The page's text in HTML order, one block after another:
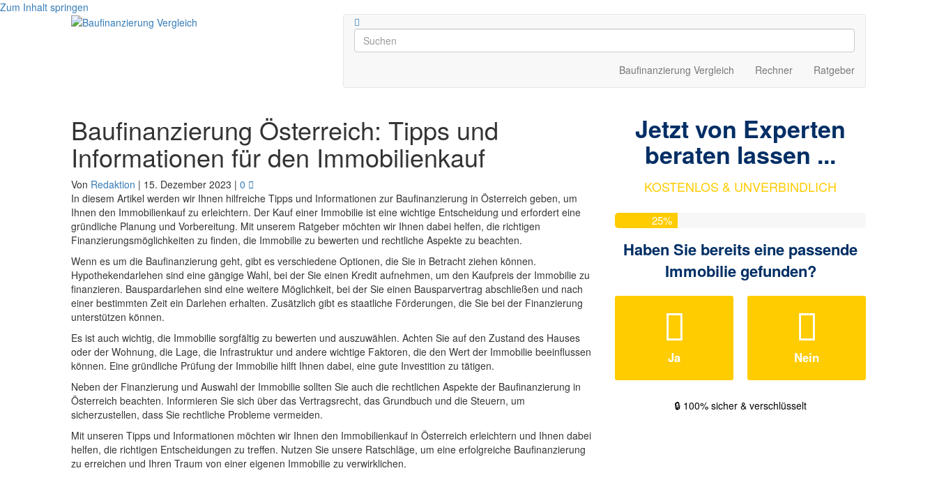
Zum Inhalt springen
Baufinanzierung Vergleich Rechner Ratgeber
Baufinanzierung Österreich: Tipps und
Informationen für den Immobilienkauf
Von Redaktion | 15. Dezember 2023 | 0
In diesem Artikel werden wir Ihnen hilfreiche Tipps und Informationen zur Baufinanzierung in Österreich geben, um
Ihnen den Immobilienkauf zu erleichtern. Der Kauf einer Immobilie ist eine wichtige Entscheidung und erfordert eine
gründliche Planung und Vorbereitung. Mit unserem Ratgeber möchten wir Ihnen dabei helfen, die richtigen
Finanzierungsmöglichkeiten zu finden, die Immobilie zu bewerten und rechtliche Aspekte zu beachten.
Wenn es um die Baufinanzierung geht, gibt es verschiedene Optionen, die Sie in Betracht ziehen können.
Hypothekendarlehen sind eine gängige Wahl, bei der Sie einen Kredit aufnehmen, um den Kaufpreis der Immobilie zu
finanzieren. Bauspardarlehen sind eine weitere Möglichkeit, bei der Sie einen Bausparvertrag abschließen und nach
einer bestimmten Zeit ein Darlehen erhalten. Zusätzlich gibt es staatliche Förderungen, die Sie bei der Finanzierung
unterstützen können.
Es ist auch wichtig, die Immobilie sorgfältig zu bewerten und auszuwählen. Achten Sie auf den Zustand des Hauses
oder der Wohnung, die Lage, die Infrastruktur und andere wichtige Faktoren, die den Wert der Immobilie beeinflussen
können. Eine gründliche Prüfung der Immobilie hilft Ihnen dabei, eine gute Investition zu tätigen.
Neben der Finanzierung und Auswahl der Immobilie sollten Sie auch die rechtlichen Aspekte der Baufinanzierung in
Österreich beachten. Informieren Sie sich über das Vertragsrecht, das Grundbuch und die Steuern, um
sicherzustellen, dass Sie rechtliche Probleme vermeiden.
Mit unseren Tipps und Informationen möchten wir Ihnen den Immobilienkauf in Österreich erleichtern und Ihnen dabei
helfen, die richtigen Entscheidungen zu treffen. Nutzen Sie unsere Ratschläge, um eine erfolgreiche Baufinanzierung
zu erreichen und Ihren Traum von einer eigenen Immobilie zu verwirklichen.
Jetzt von Experten
beraten lassen ...
KOSTENLOS & UNVERBINDLICH
25%
Haben Sie bereits eine passende
Immobilie gefunden?
Ja Nein
🔒 100% sicher & verschlüsselt